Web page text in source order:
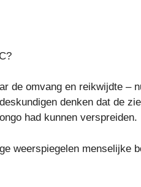
de omvang en reikwijdte –
denken dat de
had kunnen verspreiden.
weerspiegelen menselijke